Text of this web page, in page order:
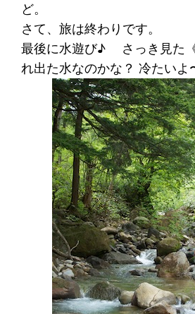
ど。
さて、旅は終わりです。
最後に水遊び♪ さっき見た
れ出た水なのかな？ 冷たいよ